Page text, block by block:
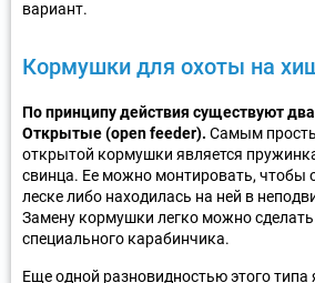
вариант.
Кормушки для охоты на
По принципу действия существуют
Открытые (open feeder). Самым
открытой кормушки является
свинца. Ее можно монтировать, чтобы
леске либо находилась на ней в
Замену кормушки легко можно
специального карабинчика.
Еще одной разновидностью этого